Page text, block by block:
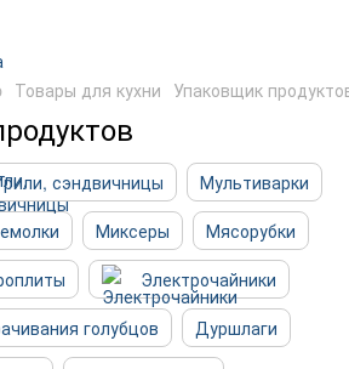
Товары для кухни Упаковщик
сэндвичницы
Мультиварки
Миксеры
Мясорубки
Электрочайники
голубцов
Дуршлаги